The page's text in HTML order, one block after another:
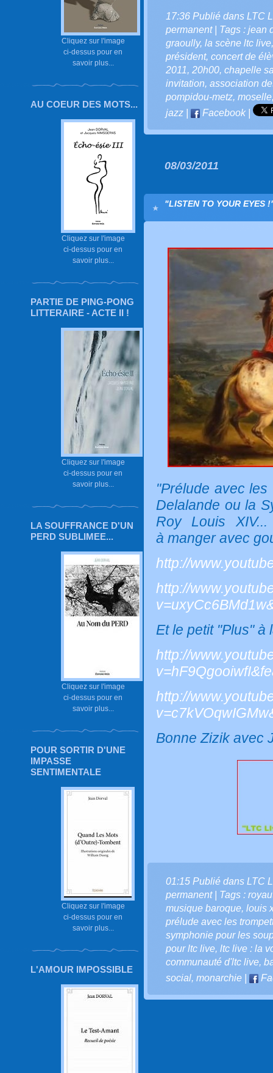
Cliquez sur l'image
ci-dessus pour en
savoir plus...
AU COEUR DES MOTS...
Cliquez sur l'image
ci-dessus pour en
savoir plus...
PARTIE DE PING-PONG
LITTERAIRE - ACTE II !
Cliquez sur l'image
ci-dessus pour en
savoir plus...
LA SOUFFRANCE D'UN
PERD SUBLIMEE...
Cliquez sur l'image
ci-dessus pour en
savoir plus...
POUR SORTIR D'UNE
IMPASSE
SENTIMENTALE
Cliquez sur l'image
ci-dessus pour en
savoir plus...
L'AMOUR IMPOSSIBLE
17:36 Publié dans LTC
permanent| Tags : jean
graoully, la scène ltc live
président, concert de
2011, 20h00, chapelle
invitation, association
pompidou-metz, moselle
jazz
Facebook|
08/03/2011
"LISTEN TO YOUR EYES
"Prélude avec
Delalande ou la
Roy Louis
à manger avec
http://
http://
Et le petit "Plus" à
http://
http://
Bonne Zizik avec
01:15 Publié dans LTC
permanent| Tags :
musique baroque, louis
prélude avec les
symphonie pour les
pour ltc live, ltc live : la
communauté d'ltc live,
social, monarchie